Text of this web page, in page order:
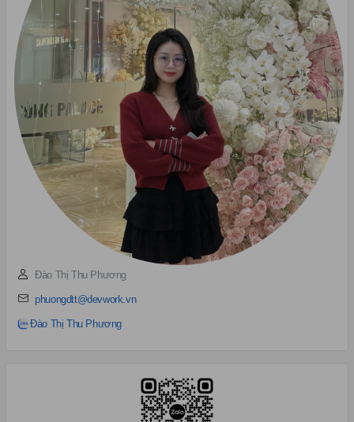
Đào Thị Thu Phương
phuongdtt@devwork.vn
Đào Thị Thu Phương